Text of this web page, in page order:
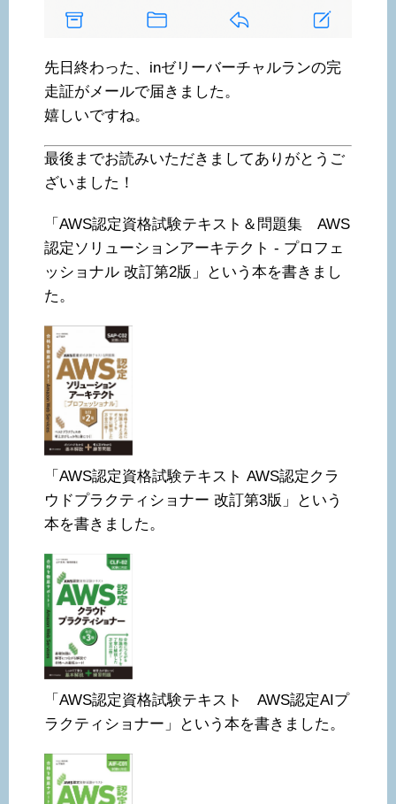
先日終わった、inゼリーバーチャルランの完
走証がメールで届きました。
嬉しいですね。
最後までお読みいただきましてありがとうご
ざいました！
「AWS認定資格試験テキスト＆問題集 AWS
認定ソリューションアーキテクト - プロフェ
ッショナル 改訂第2版」という本を書きまし
た。
「AWS認定資格試験テキスト AWS認定クラ
ウドプラクティショナー 改訂第3版」という
本を書きました。
「AWS認定資格試験テキスト AWS認定AIプ
ラクティショナー」という本を書きました。